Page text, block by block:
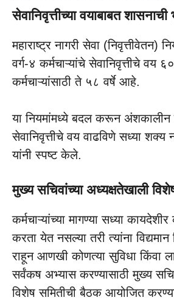
सेवानिवृत्तीच्या वयाबाबत शासनाची
महाराष्ट्र नागरी सेवा (निवृत्तीवेतन)
वर्ग-४ कर्मचाऱ्यांचे सेवानिवृत्तीचे वय
कर्मचाऱ्यांसाठी ते ५८ वर्षे आहे.
या नियमांमध्ये बदल करून अंशकालीन
सेवानिवृत्तीचे वय वाढविणे सध्या शक्य
यांनी स्पष्ट केले.
मुख्य सचिवांच्या अध्यक्षतेखाली
कर्मचाऱ्यांच्या मागण्या सध्या
करता येत नसल्या तरी त्यांना विद्यमान
राहून आणखी कोणत्या सुविधा किंवा
सर्वंकष अभ्यास करण्यासाठी मुख्य
विशेष समितीची बैठक आयोजित